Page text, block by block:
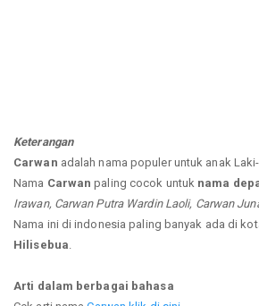
Keterangan
Carwan adalah nama populer untuk anak Laki-
Nama Carwan paling cocok untuk nama
Irawan, Carwan Putra Wardin Laoli, Carwan
Nama ini di indonesia paling banyak ada di
Hilisebua
Arti dalam berbagai bahasa